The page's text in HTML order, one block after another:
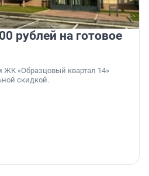
рублей на готовое
ЖК «Образцовый квартал 14»
скидкой.